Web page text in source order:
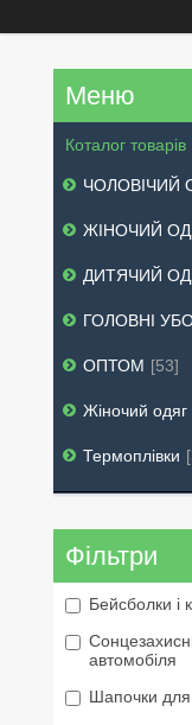
Коталог товарів
ЧОЛОВІЧИЙ
ЖІНОЧИЙ
ДИТЯЧИЙ
ГОЛОВНІ
ОПТОМ 53
Жіночий одяг
Термоплівки
Фільтри
Бейсболки і
автомобіля
Шапочки